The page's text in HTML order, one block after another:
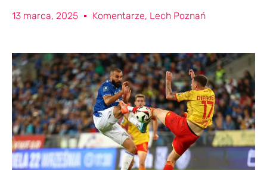
13 marca, 2025 Komentarze, Lech Poznań